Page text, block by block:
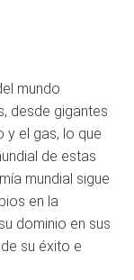
mundo
desde gigantes
y el gas, lo que
de estas
mundial sigue
en la
dominio en sus
su éxito e